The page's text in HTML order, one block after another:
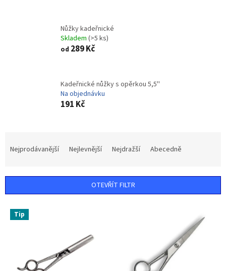
Nůžky kadeřnické
Skladem (>5 ks)
od 289 Kč
Kadeřnické nůžky s opěrkou 5,5''
Na objednávku
191 Kč
í
Nejprodávanější Nejlevnější Nejdražší Abecedně
OTEVŘÍT FILTR
Tip